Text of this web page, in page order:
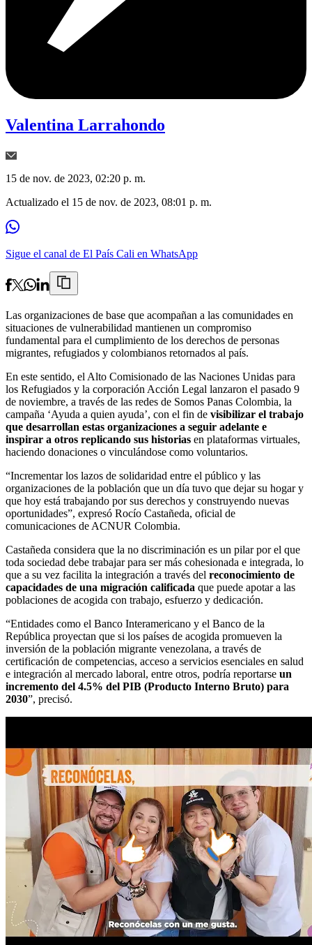
Valentina Larrahondo
15 de nov. de 2023, 02:20 p. m.
Actualizado el 15 de nov. de 2023, 08:01 p. m.
Sigue el canal de El País Cali en WhatsApp
Las organizaciones de base que acompañan a las comunidades en
situaciones de vulnerabilidad mantienen un compromiso
fundamental para el cumplimiento de los derechos de personas
migrantes, refugiados y colombianos retornados al país.
En este sentido, el Alto Comisionado de las Naciones Unidas para
los Refugiados y la corporación Acción Legal lanzaron el pasado 9
de noviembre, a través de las redes de Somos Panas Colombia, la
campaña ‘Ayuda a quien ayuda’, con el fin de visibilizar el trabajo
que desarrollan estas organizaciones a seguir adelante e
inspirar a otros replicando sus historias en plataformas virtuales,
haciendo donaciones o vinculándose como voluntarios.
“Incrementar los lazos de solidaridad entre el público y las
organizaciones de la población que un día tuvo que dejar su hogar y
que hoy está trabajando por sus derechos y construyendo nuevas
oportunidades”, expresó Rocío Castañeda, oficial de
comunicaciones de ACNUR Colombia.
Castañeda considera que la no discriminación es un pilar por el que
toda sociedad debe trabajar para ser más cohesionada e integrada, lo
que a su vez facilita la integración a través del reconocimiento de
capacidades de una migración calificada que puede apotar a las
poblaciones de acogida con trabajo, esfuerzo y dedicación.
“Entidades como el Banco Interamericano y el Banco de la
República proyectan que si los países de acogida promueven la
inversión de la población migrante venezolana, a través de
certificación de competencias, acceso a servicios esenciales en salud
e integración al mercado laboral, entre otros, podría reportarse un
incremento del 4.5% del PIB (Producto Interno Bruto) para
2030”, precisó.